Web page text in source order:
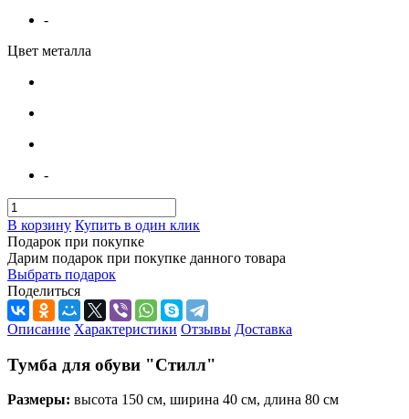
-
Цвет металла
-
В корзину Купить в один клик
Подарок при покупке
Дарим подарок при покупке данного товара
Выбрать подарок
Поделиться
Описание Характеристики Отзывы Доставка
Тумба для обуви "Стилл"
Размеры: высота 150 см, ширина 40 см, длина 80 см